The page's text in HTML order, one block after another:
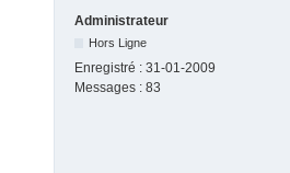
Administrateur
Hors Ligne
Enregistré : 31-01-2009
Messages : 83